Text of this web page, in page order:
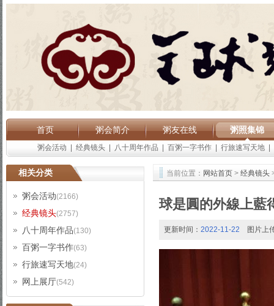
首页 粥会简介 粥友在线 粥照集锦
粥会活动 经典镜头 八十周年作品 百粥一字书作 行旅速写天地
相关分类
粥会活动(2166)
经典镜头(2757)
八十周年作品(130)
百粥一字书作(63)
行旅速写天地(24)
网上展厅(542)
当前位置： 网站首页 > 经典镜头
球是圓的外線上藍
更新时间： 2022-11-22 图片上